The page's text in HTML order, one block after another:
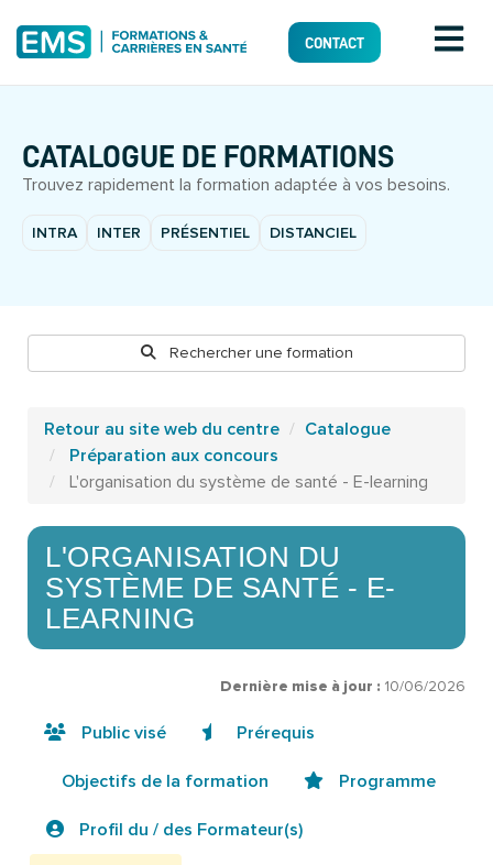
CONTACT
CATALOGUE DE FORMATIONS
Trouvez rapidement la formation adaptée à vos besoins.
INTRA INTER PRÉSENTIEL DISTANCIEL
Rechercher une formation
Retour au site web du centre
Catalogue
Préparation aux concours
L'organisation du système de santé - E-learning
L'ORGANISATION DU
SYSTÈME DE SANTÉ - E-
LEARNING
Dernière mise à jour : 10/06/2026
Public visé Prérequis
Objectifs de la formation Programme
Profil du / des Formateur(s)